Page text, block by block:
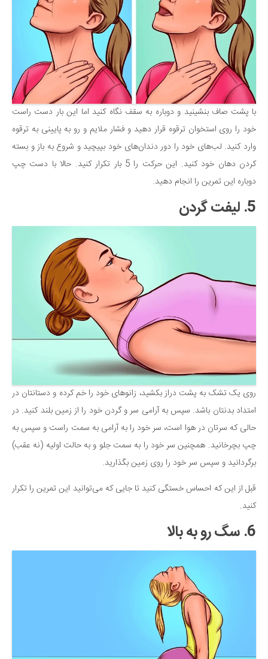
با پشت صاف بنشینید و دوباره به سقف نگاه کنید اما این بار دست راست
خود را روی استخوان ترقوه قرار دهید و فشار ملایم و رو به پایینی به ترقوه
وارد کنید. لب‌های خود را دور دندان‌های خود بپیچید و شروع به باز و بسته
کردن دهان خود کنید. این حرکت را 5 بار تکرار کنید. حالا با دست چپ
دوباره این تمرین را انجام دهید.
5. لیفت گردن
روی یک تشک به پشت دراز بکشید، زانوهای خود را خم کرده و دستانتان در
امتداد بدنتان باشد. سپس به آرامی سر و گردن خود را از زمین بلند کنید. در
حالی که سرتان در هوا است، سر خود را به آرامی به سمت راست و سپس به
چپ بچرخانید. همچنین سر خود را به سمت جلو و به حالت اولیه (نه عقب)
برگردانید و سپس سر خود را روی زمین بگذارید.
قبل از این که احساس خستگی کنید تا جایی که می‌توانید این تمرین را تکرار
کنید.
6. سگ رو به بالا